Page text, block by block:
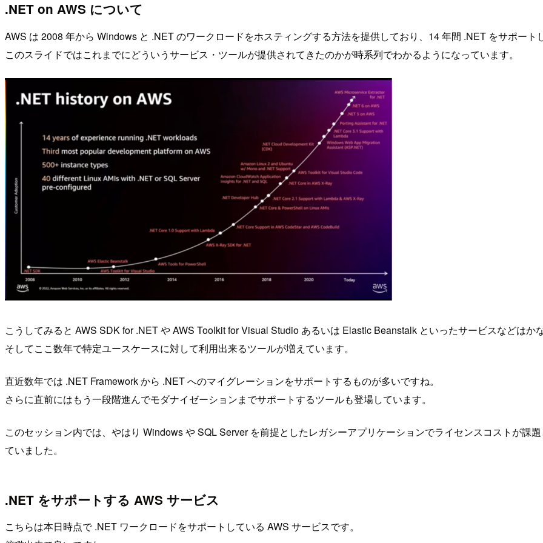
.NET on AWS について
AWS は 2008 年から Windows と .NET のワークロードをホスティングする方法を提供しており、14 年間 .NET をサポート
このスライドではこれまでにどういうサービス・ツールが提供されてきたのかが時系列でわかるようになっています。
こうしてみると AWS SDK for .NET や AWS Toolkit for Visual Studio あるいは Elastic Beanstalk といったサービスなどはか
そしてここ数年で特定ユースケースに対して利用出来るツールが増えています。
直近数年では .NET Framework から .NET へのマイグレーションをサポートするものが多いですね。
さらに直前にはもう一段階進んでモダナイゼーションまでサポートするツールも登場しています。
このセッション内では、やはり Windows や SQL Server を前提としたレガシーアプリケーションでライセンスコストが課
ていました。
.NET をサポートする AWS サービス
こちらは本日時点で .NET ワークロードをサポートしている AWS サービスです。